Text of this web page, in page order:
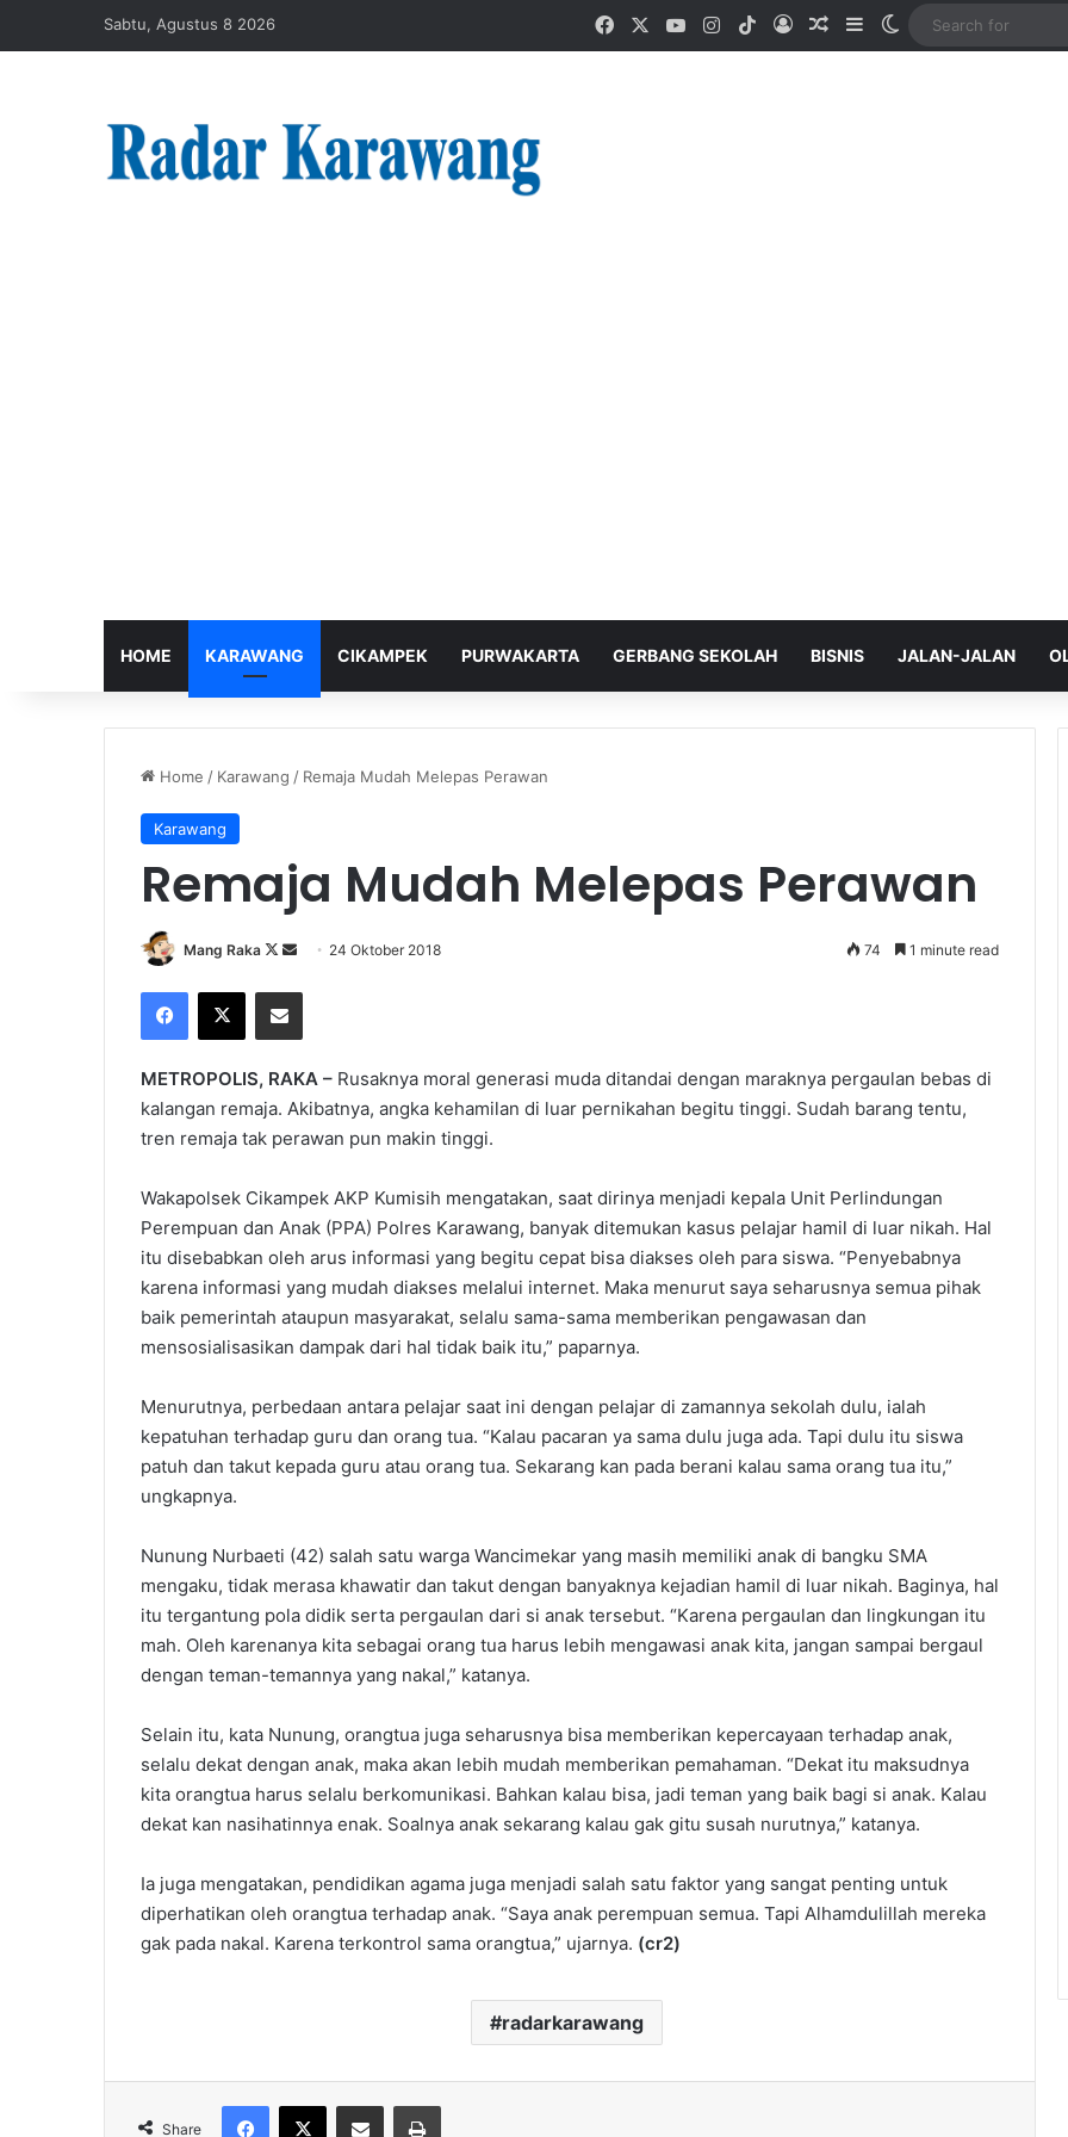
Sabtu, Agustus 8 2026 FacebookYouTubeInstagram
TikTokLog InRandom Article
SidebarSwitch skin
HOME KARAWANG CIKAMPEK PURWAKARTA GERBANG SEKOLAH BISNIS JALAN-JALAN
Home / Karawang / Remaja Mudah Melepas Perawan
Karawang
Remaja Mudah Melepas Perawan
Mang Raka
Follow
X
Send 24 Oktober 2018 74 1 minute read
Facebook
X Share via Email
METROPOLIS, RAKA – Rusaknya moral generasi muda ditandai dengan maraknya pergaulan bebas di
kalangan remaja. Akibatnya, angka kehamilan di luar pernikahan begitu tinggi. Sudah barang tentu,
tren remaja tak perawan pun makin tinggi.
Wakapolsek Cikampek AKP Kumisih mengatakan, saat dirinya menjadi kepala Unit Perlindungan
Perempuan dan Anak (PPA) Polres Karawang, banyak ditemukan kasus pelajar hamil di luar nikah. Hal
itu disebabkan oleh arus informasi yang begitu cepat bisa diakses oleh para siswa. “Penyebabnya
karena informasi yang mudah diakses melalui internet. Maka menurut saya seharusnya semua pihak
baik pemerintah ataupun masyarakat, selalu sama-sama memberikan pengawasan dan
mensosialisasikan dampak dari hal tidak baik itu,” paparnya.
Menurutnya, perbedaan antara pelajar saat ini dengan pelajar di zamannya sekolah dulu, ialah
kepatuhan terhadap guru dan orang tua. “Kalau pacaran ya sama dulu juga ada. Tapi dulu itu siswa
patuh dan takut kepada guru atau orang tua. Sekarang kan pada berani kalau sama orang tua itu,”
ungkapnya.
Nunung Nurbaeti (42) salah satu warga Wancimekar yang masih memiliki anak di bangku SMA
mengaku, tidak merasa khawatir dan takut dengan banyaknya kejadian hamil di luar nikah. Baginya, hal
itu tergantung pola didik serta pergaulan dari si anak tersebut. “Karena pergaulan dan lingkungan itu
mah. Oleh karenanya kita sebagai orang tua harus lebih mengawasi anak kita, jangan sampai bergaul
dengan teman-temannya yang nakal,” katanya.
Selain itu, kata Nunung, orangtua juga seharusnya bisa memberikan kepercayaan terhadap anak,
selalu dekat dengan anak, maka akan lebih mudah memberikan pemahaman. “Dekat itu maksudnya
kita orangtua harus selalu berkomunikasi. Bahkan kalau bisa, jadi teman yang baik bagi si anak. Kalau
dekat kan nasihatinnya enak. Soalnya anak sekarang kalau gak gitu susah nurutnya,” katanya.
Ia juga mengatakan, pendidikan agama juga menjadi salah satu faktor yang sangat penting untuk
diperhatikan oleh orangtua terhadap anak. “Saya anak perempuan semua. Tapi Alhamdulillah mereka
gak pada nakal. Karena terkontrol sama orangtua,” ujarnya. (cr2)
radarkarawang
Share
Facebook
X Share via Email Print